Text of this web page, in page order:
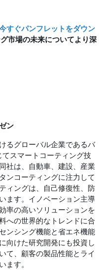
すぐパンフレットをダウン
市場の未来についてより深
ン
るグローバル企業であるバ
スマートコーティング技
社は、自動車、建設、産業
ンコーティングに注力して
ィングは、自己修復性、防
ます。イノベーション主導
率の高いソリューションを
への世界的なトレンドに合
ンシング機能と省エネ機能
向けた研究開発にも投資し
て、顧客の製品性能とライ
ます。